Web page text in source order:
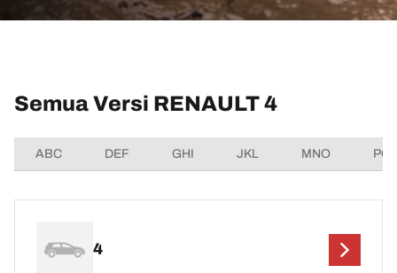
Semua Versi RENAULT 4
ABC DEF GHI JKL MNO
4